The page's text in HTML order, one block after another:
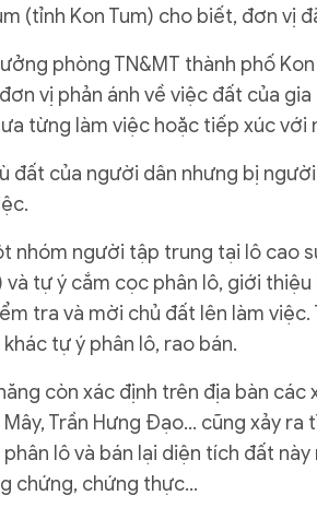
(tỉnh Kon Tum) cho biết, đơn vị
phòng TN&MT thành phố
vị phản ánh về việc đất của
từng làm việc hoặc tiếp xúc
của người dân nhưng bị
nhóm người tập trung tại lô cao
và tự ý cắm cọc phân lô, giới thiệu
tra và mời chủ đất lên làm
tự ý phân lô, rao bán.
còn xác định trên địa bàn các
Mây, Trần Hưng Đạo… cũng xảy
lô và bán lại diện tích đất
chứng, chứng thực…